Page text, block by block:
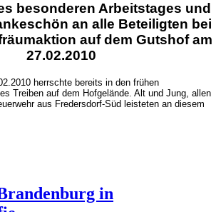
besonderen Arbeitstages und
an alle Beteiligten bei
auf dem Gutshof am
27.02.2010
herrschte bereits in den frühen
Treiben auf dem Hofgelände. Alt und Jung, allen
aus Fredersdorf-Süd leisteten an diesem
in